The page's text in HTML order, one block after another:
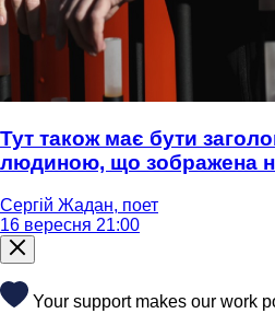
Тут також має бути
людиною, що зображена
Сергій Жадан, поет
16 вересня 21:00
Your support makes our work